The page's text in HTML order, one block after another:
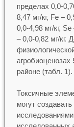
пределах 0,0-
8,47 мг/кг, Fe –
0,0-4,98 мг/кг,
– 0,0-0,82 мг/кг.
районе (табл. 1).
Токсичные
могут